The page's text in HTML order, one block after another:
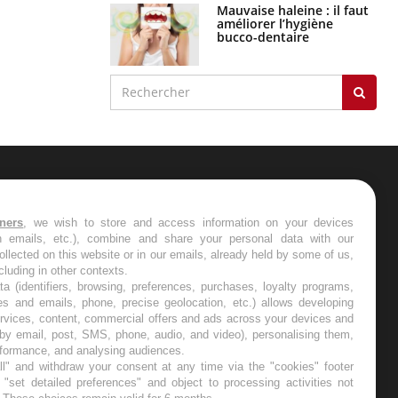
Mauvaise haleine : il faut
améliorer l’hygiène
bucco-dentaire
les semaines les meilleures
, we wish to store and access information on your devices
emails, etc.), combine and share your personal data with our
on this website or in our emails, already held by some of us,
in other contexts.
(identifiers, browsing, preferences, purchases, loyalty programs,
and emails, phone, precise geolocation, etc.) allows developing
content, commercial offers and ads across your devices and
email, post, SMS, phone, audio, and video), personalising them,
and analysing audiences.
and withdraw your consent at any time via the "cookies" footer
detailed preferences" and object to processing activities not